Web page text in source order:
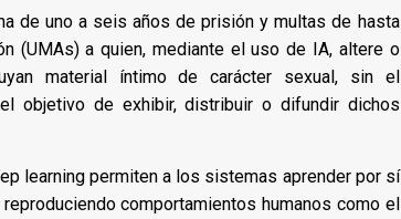
de uno a seis años de prisión y multas de hasta
(UMAs) a quien, mediante el uso de IA, altere o
material íntimo de carácter sexual, sin el
objetivo de exhibir, distribuir o difundir dichos
learning permiten a los sistemas aprender por sí
comportamientos humanos como el